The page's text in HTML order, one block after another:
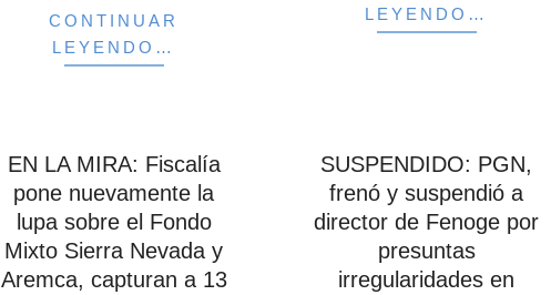
CONTINUAR
LEYENDO…
LEYENDO…
EN LA MIRA: Fiscalía
pone nuevamente la
lupa sobre el Fondo
Mixto Sierra Nevada y
Aremca, capturan a 13
SUSPENDIDO: PGN,
frenó y suspendió a
director de Fenoge por
presuntas
irregularidades en